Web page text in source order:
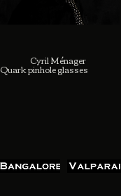
Cyril Ménager
Quark pinhole glasses